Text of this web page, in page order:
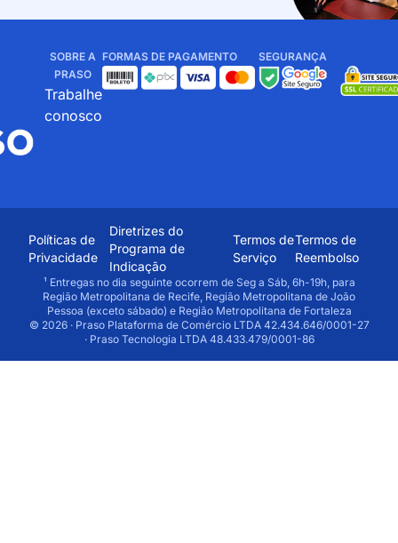
SOBRE A
PRASO
Trabalhe
conosco
FORMAS DE PAGAMENTO SEGURANÇA
Políticas de
Privacidade
Diretrizes do
Programa de
Indicação
Termos de
Serviço
Termos de
Reembolso
¹ Entregas no dia seguinte ocorrem de Seg a Sáb, 6h-19h, para
Região Metropolitana de Recife, Região Metropolitana de João
Pessoa (exceto sábado) e Região Metropolitana de Fortaleza
© 2026 · Praso Plataforma de Comércio LTDA 42.434.646/0001-27
· Praso Tecnologia LTDA 48.433.479/0001-86